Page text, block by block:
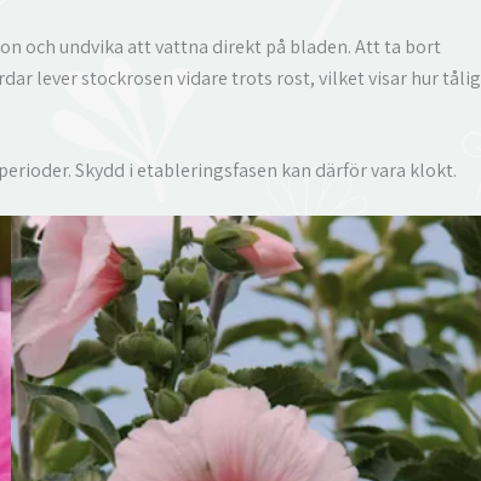
och undvika att vattna direkt på bladen. Att ta bort
lever stockrosen vidare trots rost, vilket visar hur tålig
Skydd i etableringsfasen kan därför vara klokt.